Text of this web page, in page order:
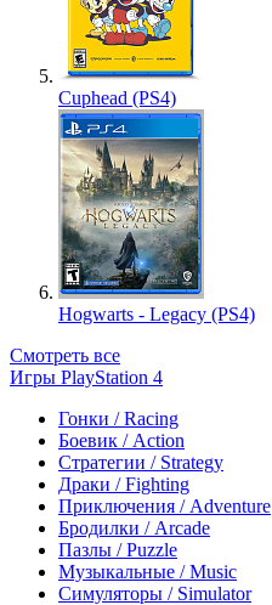
Cuphead (PS4)
Hogwarts - Legacy (PS4)
Смотреть все
Игры PlayStation 4
Гонки / Racing
Боевик / Action
Стратегии / Strategy
Драки / Fighting
Приключения / Adventure
Бродилки / Arcade
Пазлы / Puzzle
Музыкальные / Music
Симуляторы / Simulator